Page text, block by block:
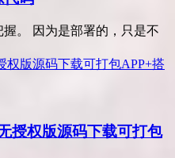
。 因为是部署的，只是不
授权版源码下载可打包